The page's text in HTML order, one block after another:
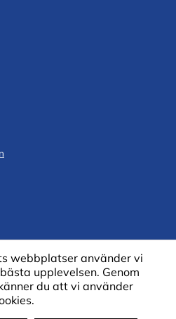
webbplatser använder vi
upplevelsen. Genom
du att vi använder